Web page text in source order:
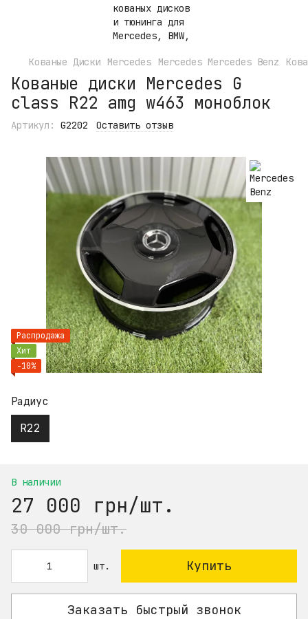
Кованые Диски Mercedes Mercedes Mercedes Benz
Кованые диски Mercedes G
class R22 amg w463 моноблок
Артикул: G2202 Оставить отзыв
Распродажа
Хит
−10%
Радиус
R22
В наличии
27 000 грн/шт.
30 000 грн/шт.
шт. Купить
Заказать быстрый звонок